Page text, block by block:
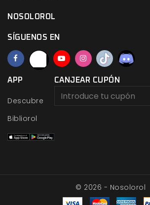
NOSOLOROL
SÍGUENOS EN
APP
Descubre
Bibliorol
CANJEAR CUPÓN
© 2026 - Nosolorol